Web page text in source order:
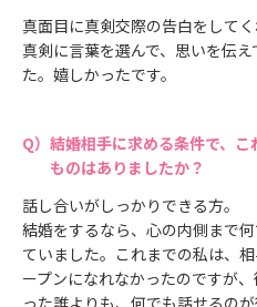
真面目に真剣交際の告白をしてく
真剣に言葉を選んで、思いを伝
た。嬉しかったです。
結婚相手に求める条件で、
ものはありましたか？
話し合いがしっかりできる方。
結婚をするなら、心の内側まで
ていました。これまでの私は、
ープンになれなかったのですが
った誰よりも、何でも話せるのが